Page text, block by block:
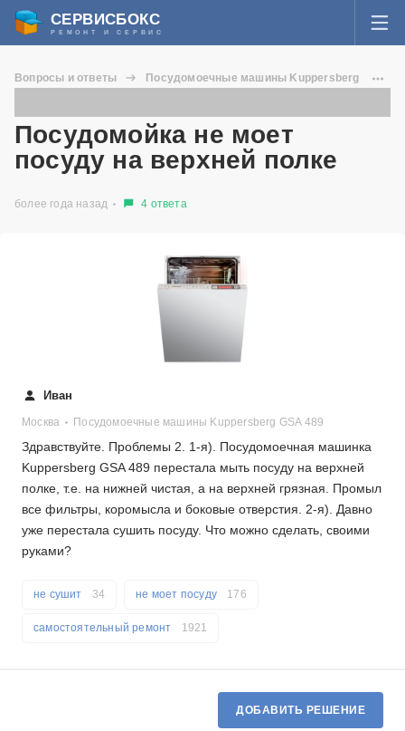
СЕРВИСБОКС
РЕМОНТ И СЕРВИС
Я забыл пароль
Регистрация
ВОПРОСЫ И ОТВЕТЫ
СТАТЬИ О РЕМОНТЕ
ЗАДАТЬ ВОПРОС МАСТЕРАМ
Вопросы и ответы
Посудомоечные машины Kuppersberg
Посудомойка не моет
посуду на верхней полке
более года назад 4 ответа
Иван
Москва Посудомоечные машины Kuppersberg GSA 489
Здравствуйте. Проблемы 2. 1-я). Посудомоечная машинка
Kuppersberg GSA 489 перестала мыть посуду на верхней
полке, т.е. на нижней чистая, а на верхней грязная. Промыл
все фильтры, коромысла и боковые отверстия. 2-я). Давно
уже перестала сушить посуду. Что можно сделать, своими
руками?
не моет посуду 176
не сушит 34
самостоятельный ремонт 1921
ДОБАВИТЬ РЕШЕНИЕ